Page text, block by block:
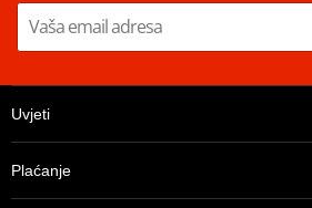
Uvjeti
Plaćanje